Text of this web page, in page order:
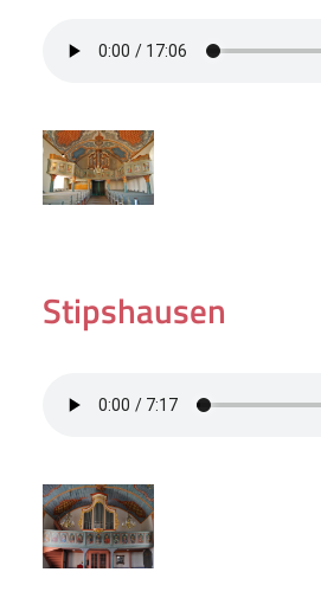
Stipshausen